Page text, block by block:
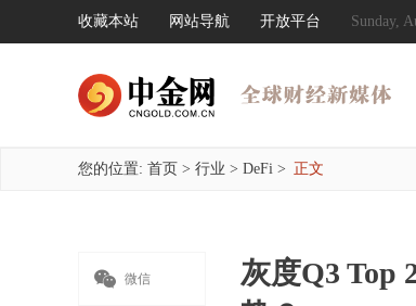
收藏本站 网站导航 开放平台 Sunday,
您的位置: 首页 > 行业 > DeFi > 正文
 微信
灰度Q3 Top